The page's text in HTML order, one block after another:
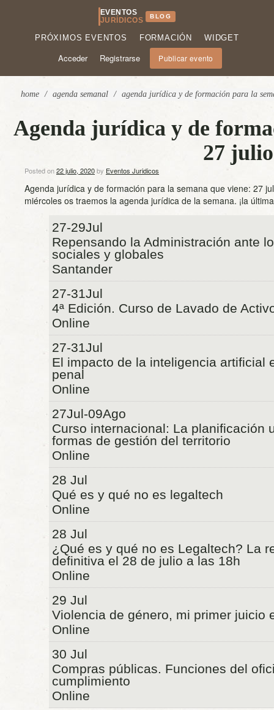
EVENTOS
JURÍDICOS
BLOG
PRÓXIMOS EVENTOS FORMACIÓN WIDGET
Acceder Registrarse Publicar evento
home / agenda semanal / agenda jurídica y de formación para la
Agenda jurídica y de
27
Posted on22 julio, 2020by Eventos Juridicos
Agenda jurídica y de formación para la semana que viene: 27
miércoles os traemos la agenda jurídica de la semana. ¡la
27-29Jul
Repensando la Administración ante
sociales y globales
Santander
27-31Jul
4ª Edición. Curso de Lavado de
Online
27-31Jul
El impacto de la inteligencia artificial
penal
Online
27Jul-09Ago
Curso internacional: La planificación
formas de gestión del territorio
Online
28 Jul
Qué es y qué no es legaltech
Online
28 Jul
¿Qué es y qué no es Legaltech? La
definitiva el 28 de julio a las 18h
Online
29 Jul
Violencia de género, mi primer juicio
Online
30 Jul
Compras públicas. Funciones del
cumplimiento
Online